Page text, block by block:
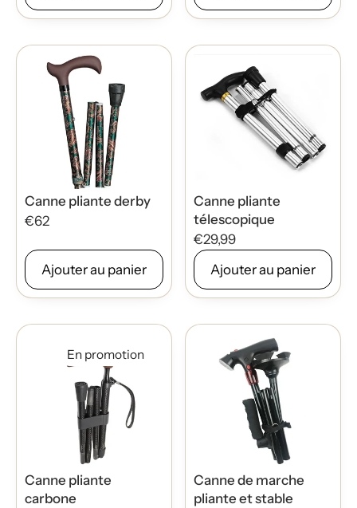
Canne pliante derby
€62
Ajouter au panier
Canne pliante
télescopique
€29,99
Ajouter au panier
En promotion
Canne pliante
carbone
Canne de marche
pliante et stable